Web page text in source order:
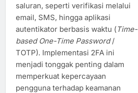
saluran, seperti verifikasi melalui
email, SMS, hingga aplikasi
autentikator berbasis waktu (Time-
based One-Time Password/
TOTP). Implementasi 2FA ini
menjadi tonggak penting dalam
memperkuat kepercayaan
pengguna terhadap keamanan